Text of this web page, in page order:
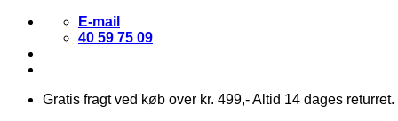
Fortsæt
indhold
E-mail
40 59 75 09
Gratis fragt ved køb over kr. 499,- Altid 14 dages returret.